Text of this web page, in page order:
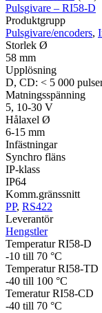
Pulsgivare – RI58-D
Produktgrupp
Pulsgivare/encoders,
Storlek Ø
58 mm
Upplösning
D, CD: < 5 000
Matningsspänning
5, 10-30 V
Hålaxel Ø
6-15 mm
Infästningar
Synchro fläns
IP-klass
IP64
Komm.gränssnitt
PP, RS422
Leverantör
Hengstler
Temperatur RI58-D
-10 till 70 °C
Temperatur RI58-TD
-40 till 100 °C
Temeratur RI58-CD
-40 till 70 °C